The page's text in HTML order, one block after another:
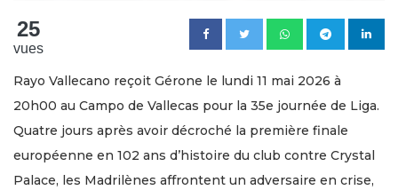
25
vues
Rayo Vallecano reçoit Gérone le lundi 11 mai 2026 à
20h00 au Campo de Vallecas pour la 35e journée de Liga.
Quatre jours après avoir décroché la première finale
européenne en 102 ans d’histoire du club contre Crystal
Palace, les Madrilènes affrontent un adversaire en crise,